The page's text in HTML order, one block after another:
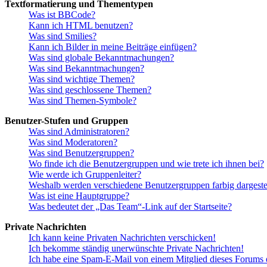
Textformatierung und Thementypen
Was ist BBCode?
Kann ich HTML benutzen?
Was sind Smilies?
Kann ich Bilder in meine Beiträge einfügen?
Was sind globale Bekanntmachungen?
Was sind Bekanntmachungen?
Was sind wichtige Themen?
Was sind geschlossene Themen?
Was sind Themen-Symbole?
Benutzer-Stufen und Gruppen
Was sind Administratoren?
Was sind Moderatoren?
Was sind Benutzergruppen?
Wo finde ich die Benutzergruppen und wie trete ich ihnen bei?
Wie werde ich Gruppenleiter?
Weshalb werden verschiedene Benutzergruppen farbig
Was ist eine Hauptgruppe?
Was bedeutet der „Das Team“-Link auf der Startseite?
Private Nachrichten
Ich kann keine Privaten Nachrichten verschicken!
Ich bekomme ständig unerwünschte Private Nachrichten!
Ich habe eine Spam-E-Mail von einem Mitglied dieses Forums